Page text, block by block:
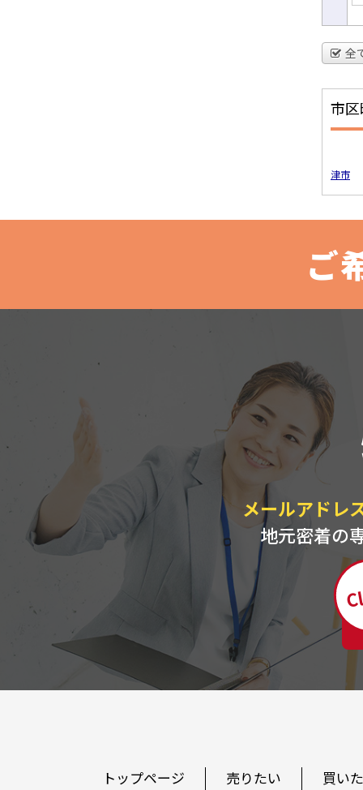
全
市
津市
ご
メールアドレ
地元密着の
トップページ 売りたい 買い